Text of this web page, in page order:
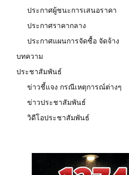
ประกาศผู้ชนะการเสนอราคา
ประกาศราคากลาง
ประกาศแผนการจัดซื้อ จัดจ้าง
บทความ
ประชาสัมพันธ์
ข่าวชี้แจง กรณีเหตุการณ์ต่างๆ
ข่าวประชาสัมพันธ์
วิดีโอประชาสัมพันธ์